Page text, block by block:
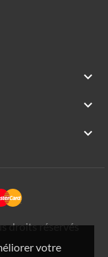
votre



droits réservés